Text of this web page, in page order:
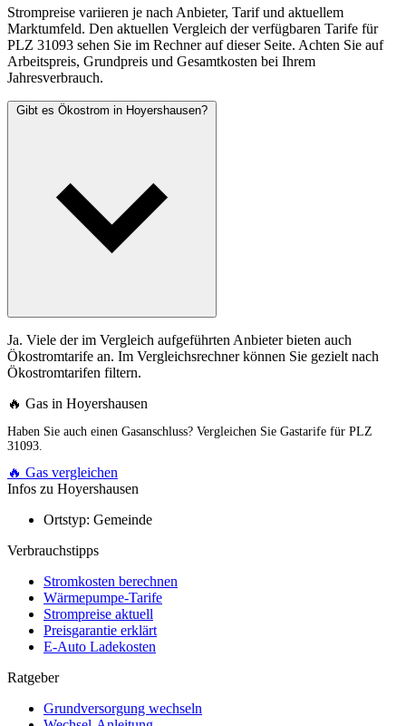
Strompreise variieren je nach Anbieter, Tarif und aktuellem
Marktumfeld. Den aktuellen Vergleich der verfügbaren Tarife für
PLZ 31093 sehen Sie im Rechner auf dieser Seite. Achten Sie auf
Arbeitspreis, Grundpreis und Gesamtkosten bei Ihrem
Jahresverbrauch.
Gibt es Ökostrom in Hoyershausen?
Ja. Viele der im Vergleich aufgeführten Anbieter bieten auch
Ökostromtarife an. Im Vergleichsrechner können Sie gezielt nach
Ökostromtarifen filtern.
🔥 Gas in Hoyershausen
Haben Sie auch einen Gasanschluss? Vergleichen Sie Gastarife für PLZ
31093.
🔥 Gas vergleichen
Infos zu Hoyershausen
Ortstyp: Gemeinde
Verbrauchstipps
Stromkosten berechnen
Wärmepumpe-Tarife
Strompreise aktuell
Preisgarantie erklärt
E-Auto Ladekosten
Ratgeber
Grundversorgung wechseln